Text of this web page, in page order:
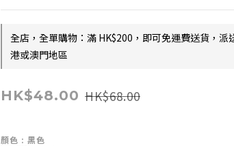
全店，全單購物：滿 HK$200，即可免運費送貨，派
港或澳門地區
HK$48.00 HK$68.00
顏色 : 黑色